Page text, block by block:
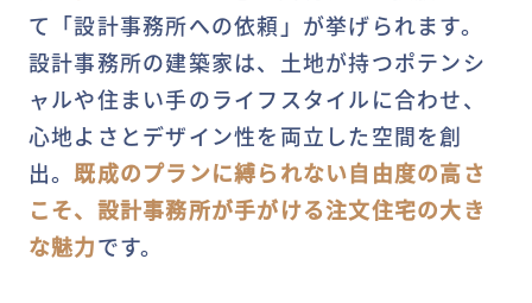
て「設計事務所への依頼」が挙げられます。
設計事務所の建築家は、土地が持つポテンシ
ャルや住まい手のライフスタイルに合わせ、
心地よさとデザイン性を両立した空間を創
出。既成のプランに縛られない自由度の高さ
こそ、設計事務所が手がける注文住宅の大き
な魅力です。